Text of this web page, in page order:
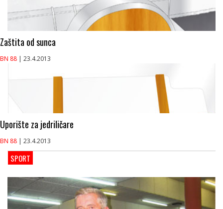
Zaštita od sunca
BN 88 | 23.4.2013
Uporište za jedriličare
BN 88 | 23.4.2013
SPORT